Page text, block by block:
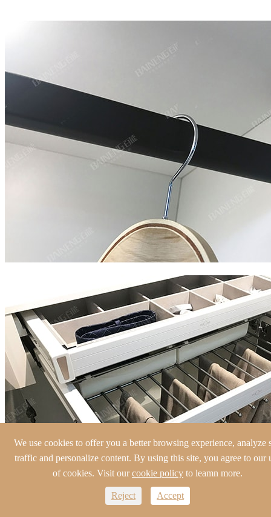
We use cookies to offer you a better browsing experience, analyze
traffic and personalize content. By using this site, you agree to our
of cookies. Visit ourcookie policy to leamn more.
Reject Accept